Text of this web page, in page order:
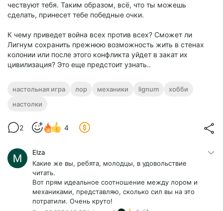
чествуют тебя. Таким образом, всё, что ты можешь
сделать, принесет тебе победные очки.
К чему приведет война всех против всех? Сможет ли
Лигнум сохранить прежнюю возможность жить в стенах
колонии или после этого конфликта уйдет в закат их
цивилизация? Это еще предстоит узнать..
настольная игра лор механики lignum
хобби
настолки
2 4
Elza
Какие же вы, ребята, молодцы, в удовольствие
читать.
Вот прям идеальное соотношение между лором и
механиками, представляю, сколько сил вы на это
потратили. Очень круто!